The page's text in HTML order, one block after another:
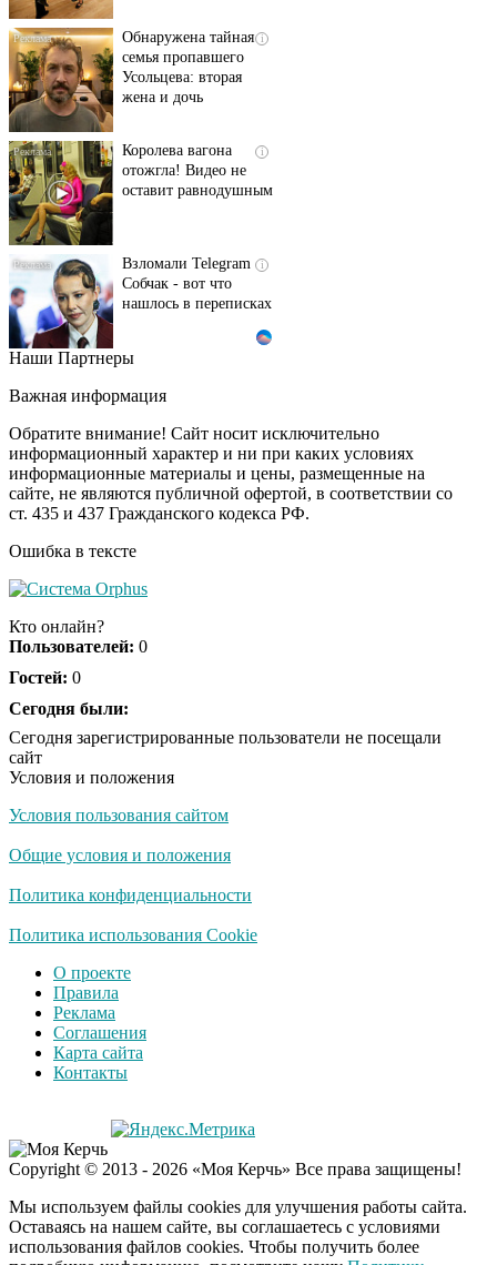
семья пропавшего
Усольцева: вторая
жена и дочь
отожгла! Видео не
оставит равнодушным
Собчак - вот что
нашлось в переписках
Ролик длится пару
шоке от увиденного
i
Этот танец невесты
оставит вас без слов!
Пересмотрела 10 раз
Ржу не переставая, это
Как пенсионеры 1945-
получить доплаты за
Ролик из Омска: вы
Публичный удар
это настоящий вызов
Наши Партнеры
Важная информация
Обратите внимание! Сайт носит исключительно
информационный характер и ни при каких условиях
информационные материалы и цены, размещенные на
сайте, не являются публичной офертой, в соответствии со
ст. 435 и 437 Гражданского кодекса РФ.
Ошибка в тексте
Кто онлайн?
Пользователей: 0
Гостей: 0
Сегодня были:
Сегодня зарегистрированные пользователи не посещали
сайт
Условия и положения
Условия пользования сайтом
Общие условия и положения
Политика конфиденциальности
Политика использования Cookie
О проекте
Правила
Реклама
Соглашения
Карта сайта
Контакты
Copyright © 2013 - 2026 «Моя Керчь» Все права защищены!
Мы используем файлы cookies для улучшения работы сайта.
Оставаясь на нашем сайте, вы соглашаетесь с условиями
использования файлов cookies. Чтобы получить более